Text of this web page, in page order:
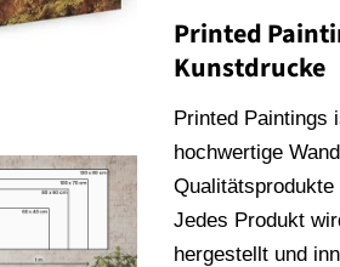
Printed
Kunstdrucke
Printed Paintings
hochwertige
Jedes Produkt
hergestellt und